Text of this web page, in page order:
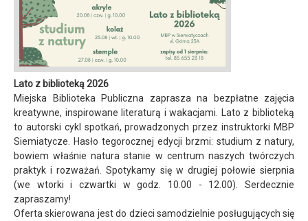
Lato z biblioteką 2026
Miejska Biblioteka Publiczna zaprasza na bezpłatne zajęcia
kreatywne, inspirowane literaturą i wakacjami. Lato z biblioteką
to autorski cykl spotkań, prowadzonych przez instruktorki MBP
Siemiatycze. Hasło tegorocznej edycji brzmi: studium z natury,
bowiem właśnie natura stanie w centrum naszych twórczych
praktyk i rozważań. Spotykamy się w drugiej połowie sierpnia
(we wtorki i czwartki w godz. 10.00 - 12.00). Serdecznie
zapraszamy!
Oferta skierowana jest do dzieci samodzielnie posługujących się